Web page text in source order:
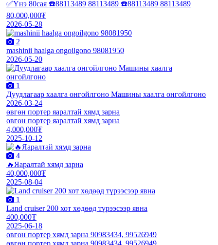
✅Үнэ 80сая ☎️88113489 88113489 ☎️88113489 88113489
80,000,000₮
2026-05-28
2
mashinii haalga ongoilgono 98081950
2026-05-20
1
Дуудлагаар хаалга онгойлгоно Машины хаалга онгойлгоно
2026-03-24
өвгөн портер яаралтай хямд зарна
өвгөн портер яаралтай хямд зарна
4,000,000₮
2025-10-12
4
🔥Яаралтай хямд зарна
40,000,000₮
2025-08-04
1
Land cruiser 200 хот хөдөөд түрээсээр явна
400,000₮
2025-06-18
өвгөн портер хямд зарна 90983434, 99526949
өвгөн портер хямд зарна 90983434, 99526949